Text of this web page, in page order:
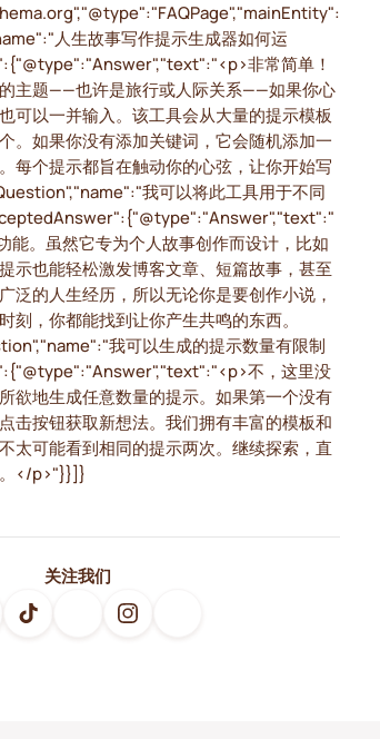
人生故事写作提示生成器如何运
非常简单！
主题——也许是旅行或人际关系——如果你心
可以一并输入。该工具会从大量的提示模板
。如果你没有添加关键词，它会随机添加一
每个提示都旨在触动你的心弦，让你开始写
我可以将此工具用于不同
能。虽然它专为个人故事创作而设计，比如
示也能轻松激发博客文章、短篇故事，甚至
泛的人生经历，所以无论你是要创作小说，
刻，你都能找到让你产生共鸣的东西。
我可以生成的提示数量有限制
不，这里没
欲地生成任意数量的提示。如果第一个没有
击按钮获取新想法。我们拥有丰富的模板和
太可能看到相同的提示两次。继续探索，直
</p>"}}]}
关注我们